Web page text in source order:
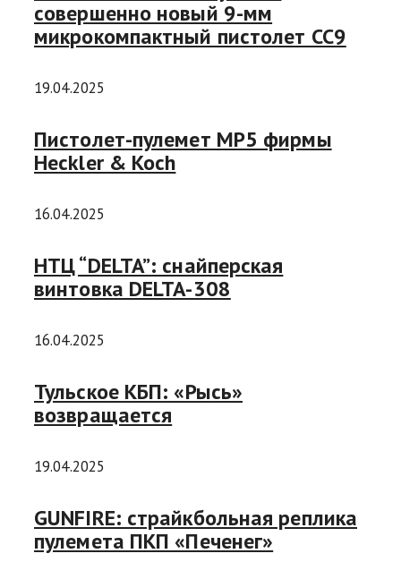
совершенно новый 9-мм
микрокомпактный пистолет CC9
19.04.2025
Пистолет-пулемет MP5 фирмы
Heckler & Koch
16.04.2025
НТЦ “DELTA”: снайперская
винтовка DELTA-308
16.04.2025
Тульское КБП: «Рысь»
возвращается
19.04.2025
GUNFIRE: страйкбольная реплика
пулемета ПКП «Печенег»